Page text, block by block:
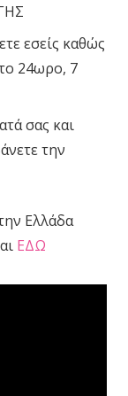
εσείς καθώς
24ωρο, 7
σας και
την
Ελλάδα
ΕΔΩ